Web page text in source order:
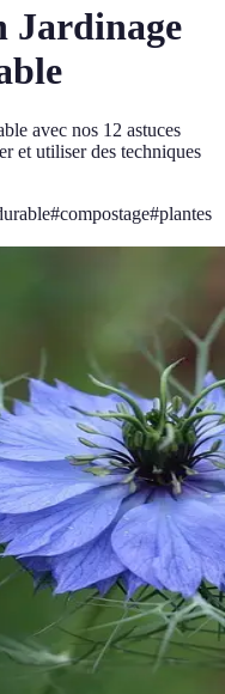
Jardinage
avec nos 12 astuces
et utiliser des techniques
#compostage#plantes